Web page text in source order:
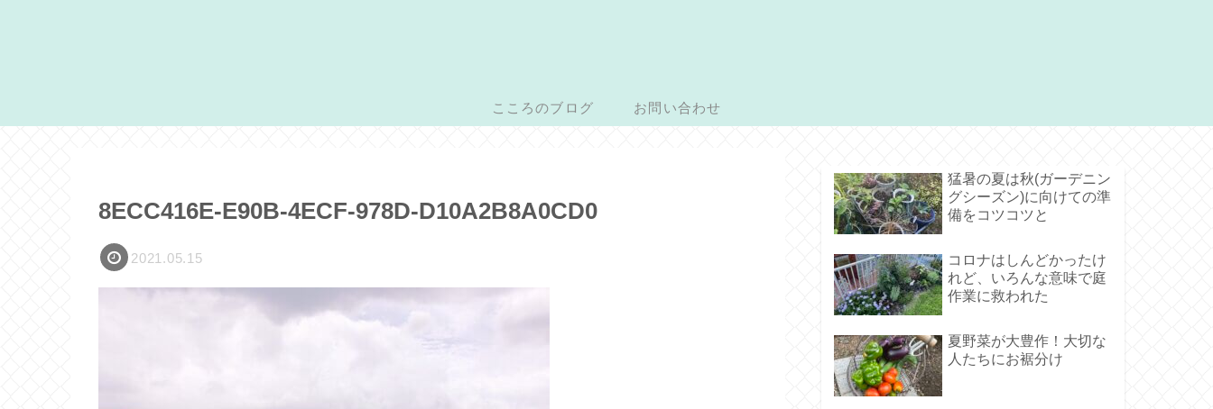
こころのブログ お問い合わせ
8ECC416E-E90B-4ECF-978D-D10A2B8A0CD0
2021.05.15
猛暑の夏は秋(ガーデニン
グシーズン)に向けての準
備をコツコツと
コロナはしんどかったけ
れど、いろんな意味で庭
作業に救われた
夏野菜が大豊作！大切な
人たちにお裾分け